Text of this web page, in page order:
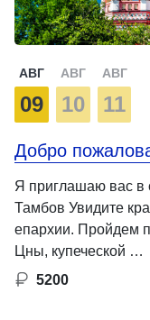
АВГ
09
АВГ
10
АВГ
11
Добро
Я приглашаю вас в
Тамбов Увидите
епархии. Пройдем
Цны, купеческой …
5200